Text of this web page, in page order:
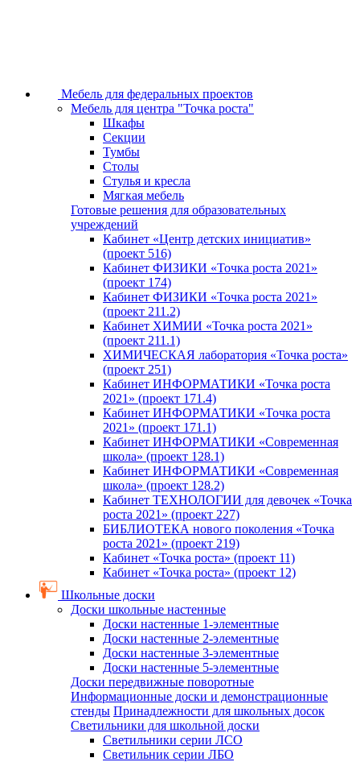
Мебель для федеральных проектов
Мебель для центра "Точка роста"
Шкафы
Секции
Тумбы
Столы
Стулья и кресла
Мягкая мебель
Готовые решения для образовательных
учреждений
Кабинет «Центр детских инициатив»
(проект 516)
Кабинет ФИЗИКИ «Точка роста 2021»
(проект 174)
Кабинет ФИЗИКИ «Точка роста 2021»
(проект 211.2)
Кабинет ХИМИИ «Точка роста 2021»
(проект 211.1)
ХИМИЧЕСКАЯ лаборатория «Точка роста»
(проект 251)
Кабинет ИНФОРМАТИКИ «Точка роста
2021» (проект 171.4)
Кабинет ИНФОРМАТИКИ «Точка роста
2021» (проект 171.1)
Кабинет ИНФОРМАТИКИ «Современная
школа» (проект 128.1)
Кабинет ИНФОРМАТИКИ «Современная
школа» (проект 128.2)
Кабинет ТЕХНОЛОГИИ для девочек «Точка
роста 2021» (проект 227)
БИБЛИОТЕКА нового поколения «Точка
роста 2021» (проект 219)
Кабинет «Точка роста» (проект 11)
Кабинет «Точка роста» (проект 12)
Школьные доски
Доски школьные настенные
Доски настенные 1-элементные
Доски настенные 2-элементные
Доски настенные 3-элементные
Доски настенные 5-элементные
Доски передвижные поворотные
Информационные доски и демонстрационные
стенды Принадлежности для школьных досок
Светильники для школьной доски
Светильники серии ЛСО
Светильник серии ЛБО